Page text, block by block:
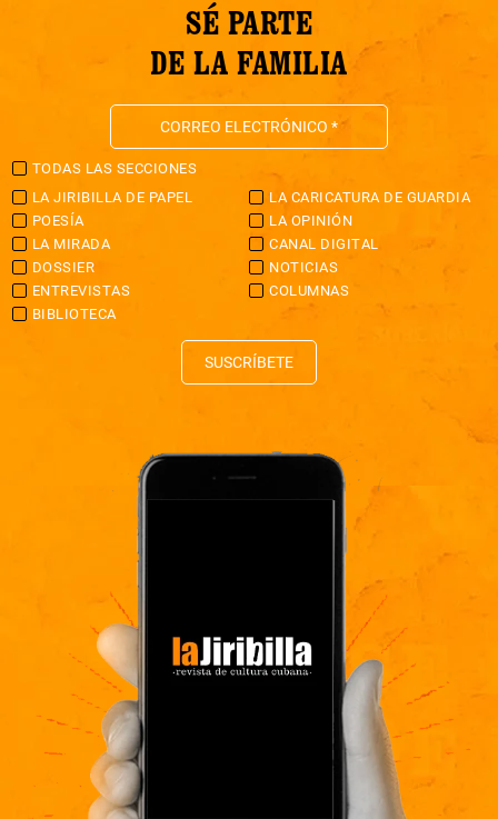
SÉ PARTE
DE LA FAMILIA
TODAS LAS SECCIONES
LA JIRIBILLA DE PAPEL
LA CARICATURA DE GUARDIA
POESÍA
LA OPINIÓN
LA MIRADA
CANAL DIGITAL
DOSSIER
NOTICIAS
ENTREVISTAS
COLUMNAS
BIBLIOTECA
SUSCRÍBETE